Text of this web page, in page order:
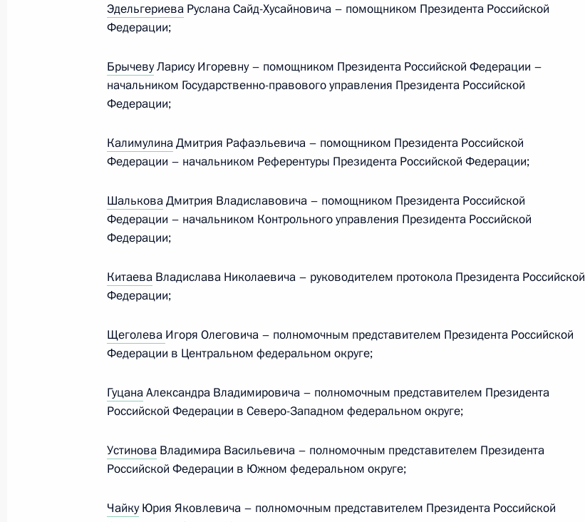
губернатора Тульской области
Алексей Смирнов назначен временно исполняющим
15 мая 2024 года, 10:00
Илья Середюк назначен временно исполняющим обязанности
губернатора Кемеровской области – Кузбасса
обязанности губернатора Калининградской области
15 мая 2024 года, 01:00
Эдельгериева Руслана Сайд-Хусайновича – помощником Президента Российской
Федерации;
БрычевуЛарису Игоревну – помощником Президента Российской Федерации –
начальником Государственно-правового управления Президента Российской
Федерации;
КалимулинаДмитрия Рафаэльевича – помощником Президента Российской
Федерации – начальником Референтуры Президента Российской Федерации;
ШальковаДмитрия Владиславовича – помощником Президента Российской
Федерации – начальником Контрольного управления Президента Российской
Федерации;
Китаева Владислава Николаевича – руководителем протокола Президента Российской
Федерации;
Щеголева Игоря Олеговича – полномочным представителем Президента Российской
Федерации в Центральном федеральном округе;
ГуцанаАлександра Владимировича – полномочным представителем Президента
Российской Федерации в Северо-Западном федеральном округе;
Устинова Владимира Васильевича – полномочным представителем Президента
Российской Федерации в Южном федеральном округе;
ЧайкуЮрия Яковлевича – полномочным представителем Президента Российской